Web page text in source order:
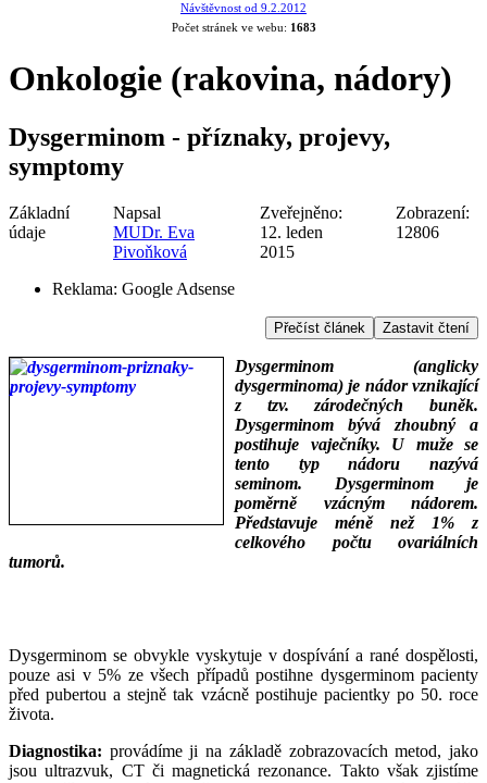
Návštěvnost od 9.2.2012
Počet stránek ve webu: 1683
Onkologie (rakovina, nádory)
Dysgerminom - příznaky, projevy,
symptomy
Základní
údaje
Napsal
MUDr. Eva
Pivoňková
Zveřejněno:
12. leden
2015
Zobrazení:
12806
Reklama: Google Adsense
Přečíst článek Zastavit čtení
Dysgerminom (anglicky
dysgerminoma) je nádor vznikající
z tzv. zárodečných buněk.
Dysgerminom bývá zhoubný a
postihuje vaječníky. U muže se
tento typ nádoru nazývá
seminom. Dysgerminom je
poměrně vzácným nádorem.
Představuje méně než 1% z
celkového počtu ovariálních
tumorů.
Dysgerminom se obvykle vyskytuje v dospívání a rané dospělosti,
pouze asi v 5% ze všech případů postihne dysgerminom pacienty
před pubertou a stejně tak vzácně postihuje pacientky po 50. roce
života.
Diagnostika: provádíme ji na základě zobrazovacích metod, jako
jsou ultrazvuk, CT či magnetická rezonance. Takto však zjistíme